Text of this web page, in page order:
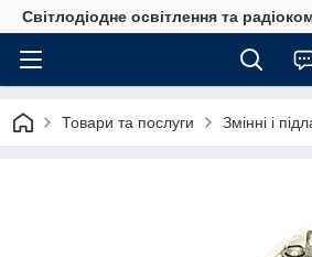
Світлодіодне освітлення та
Товари та послуги Змінні і